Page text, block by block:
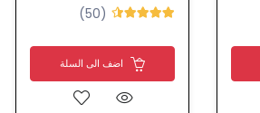
(50)
اضف الى السلة